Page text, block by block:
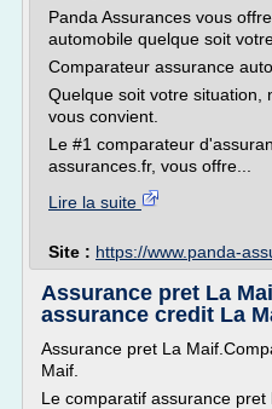
Panda Assurances vous
automobile quelque soit
Comparateur assurance
Quelque soit votre situation,
vous convient.
Le #1 comparateur
assurances.fr, vous offre...
Lire la suite
Site : https://www.panda-
Assurance pret La
assurance credit La
Assurance pret La
Maif.
Le comparatif assurance